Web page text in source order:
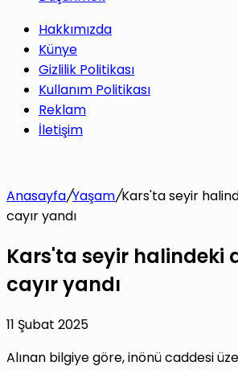
Hakkımızda
Künye
Gizlilik Politikası
Kullanım Politikası
Reklam
İletişim
Anasayfa/Yaşam/Kars'ta seyir
cayır yandı
Kars'ta seyir halindeki
cayır yandı
11 Şubat 2025
Alınan bilgiye göre, inönü caddesi